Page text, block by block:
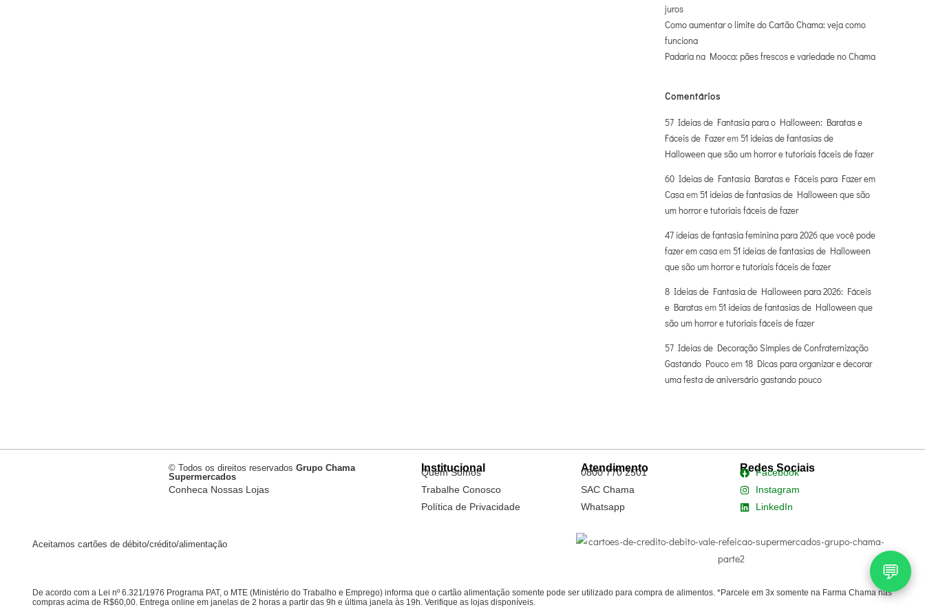
juros
Como aumentar o limite do Cartão Chama: veja como
funciona
Padaria na Mooca: pães frescos e variedade no Chama
Comentários
57 Ideias de Fantasia para o Halloween: Baratas e
Fáceis de Fazerem 51 ideias de fantasias de
Halloween que são um horror e tutoriais fáceis de fazer
60 Ideias de Fantasia Baratas e Fáceis para Fazer em
Casaem 51 ideias de fantasias de Halloween que são
um horror e tutoriais fáceis de fazer
47 ideias de fantasia feminina para 2026 que você pode
fazer em casaem 51 ideias de fantasias de Halloween
que são um horror e tutoriais fáceis de fazer
8 Ideias de Fantasia de Halloween para 2026: Fáceis
e Baratasem 51 ideias de fantasias de Halloween que
são um horror e tutoriais fáceis de fazer
57 Ideias de Decoração Simples de Confraternização
Gastando Poucoem18 Dicas para organizar e decorar
uma festa de aniversário gastando pouco
© Todos os direitos reservados Grupo Chama
Supermercados
Conheca Nossas Lojas
Institucional
Quem Somos
Trabalhe Conosco
Política de Privacidade
Atendimento
0800 770 2501
SAC Chama
Whatsapp
Redes Sociais
Facebook
Instagram
LinkedIn
Aceitamos cartões de débito/crédito/alimentação
De acordo com a Lei nº 6.321/1976 Programa PAT, o MTE (Ministério do Trabalho e Emprego) informa que o cartão alimentação somente pode ser utilizado para compra de alimentos. *Parcele em 3x somente na Farma Chama nas
compras acima de R$60,00. Entrega online em janelas de 2 horas a partir das 9h e última janela às 19h. Verifique as lojas disponíveis.
💬